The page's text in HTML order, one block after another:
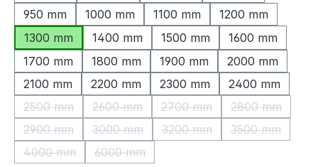
950 mm
1000 mm 1100 mm
1200 mm
1300 mm
1400 mm 1500 mm
1600 mm
1700 mm
1800 mm 1900 mm
2000 mm
2100 mm
2200 mm 2300 mm
2400 mm
2500 mm
(Diese Option ist zurzeit nicht verfügbar.)
2600 mm
(Diese Option ist zurzeit nicht verfügbar.)
2700 mm
(Diese Option ist zurzeit
2800 mm
(Diese
2900 mm
(Diese Option ist zurzeit nicht verfügbar.)
3000 mm
(Diese Option ist zurzeit nicht verfügbar.)
3200 mm
(Diese Option ist zurzeit
3500 mm
(Diese
4000 mm
(Diese Option ist zurzeit nicht verfügbar.)
6000 mm
(Diese Option ist zurzeit nicht verfügbar.)